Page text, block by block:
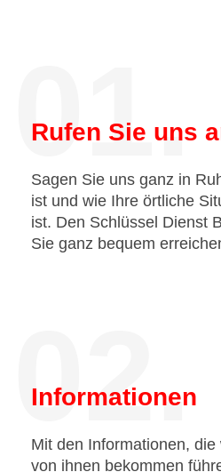
01.
Rufen Sie uns
Sagen Sie uns ganz in
ist und wie Ihre örtliche
ist. Den Schlüssel Dienst
Sie ganz bequem
02.
Informationen
Mit den Informationen, die
von ihnen bekommen